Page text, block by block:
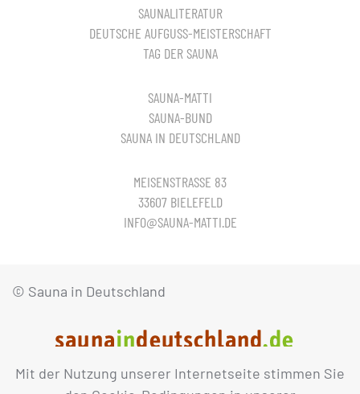
Mit der Nutzung unserer Internetseite stimmen Sie
SAUNALITERATUR
DEUTSCHE AUFGUSS-MEISTERSCHAFT
TAG DER SAUNA
SAUNA-MATTI
SAUNA-BUND
SAUNA IN DEUTSCHLAND
MEISENSTRASSE 83
33607 BIELEFELD
INFO@SAUNA-MATTI.DE
© Sauna in Deutschland
IMPRESSUM DATENSCHUTZ